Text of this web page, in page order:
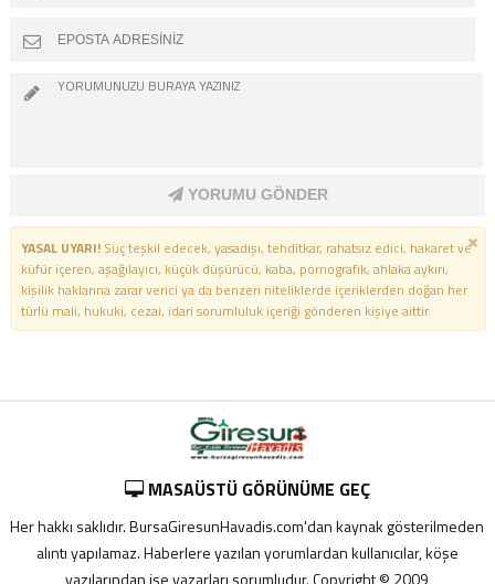
YORUMU GÖNDER
YASAL UYARI!Suç teşkil edecek, yasadışı, tehditkar, rahatsız edici, hakaret ve
küfür içeren, aşağılayıcı, küçük düşürücü, kaba, pornografik, ahlaka aykırı,
kişilik haklarına zarar verici ya da benzeri niteliklerde içeriklerden doğan her
türlü mali, hukuki, cezai, idari sorumluluk içeriği gönderen kişiye aittir.
MASAÜSTÜ GÖRÜNÜME GEÇ
Her hakkı saklıdır. BursaGiresunHavadis.com'dan kaynak gösterilmeden
alıntı yapılamaz. Haberlere yazılan yorumlardan kullanıcılar, köşe
yazılarından ise yazarları sorumludur. Copyright © 2009